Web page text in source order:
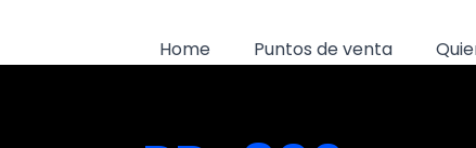
Home Puntos de venta